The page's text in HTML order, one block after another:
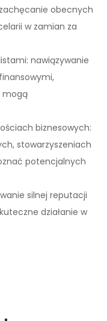
obecnych
w zamian za
nawiązywanie
mogą
biznesowych:
stowarzyszeniach
potencjalnych
silnej reputacji
działanie w